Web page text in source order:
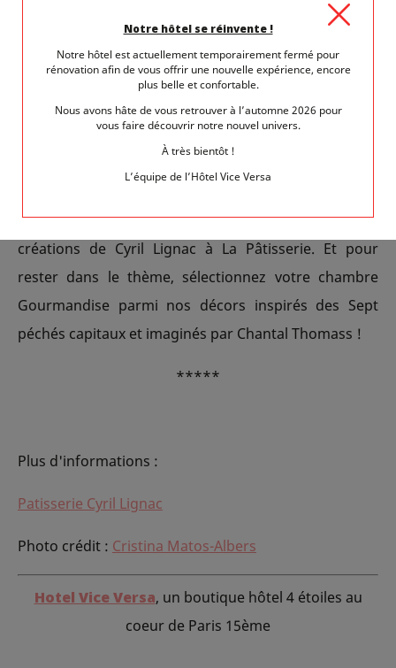
les laitages. Il ne vous restera qu’à choisir entre les
oursons, marque de fabrique de Lignac, sa sublime
tarte caramel vanille, l’étonnant Equinoxe avec sa
crème vanille et son biscuit croquant ou encore les
indémodables éclairs, babas au rhum ou encore
séjour au Vice Versa Hôtel en découvrant les
créations de Cyril Lignac à La Pâtisserie. Et pour
rester dans le thème, sélectionnez votre chambre
Gourmandise parmi nos décors inspirés des Sept
péchés capitaux et imaginés par Chantal Thomass !
*****
Plus d'informations :
Patisserie Cyril Lignac
Photo crédit : Cristina Matos-Albers
Hotel Vice Versa, un boutique hôtel 4 étoiles au
coeur de Paris 15ème
Notre hôtel se réinvente !
Notre hôtel est actuellement temporairement fermé pour
rénovation afin de vous offrir une nouvelle expérience, encore
plus belle et confortable.
Nous avons hâte de vous retrouver à l’automne 2026 pour
vous faire découvrir notre nouvel univers.
À très bientôt !
L’équipe de l’Hôtel Vice Versa